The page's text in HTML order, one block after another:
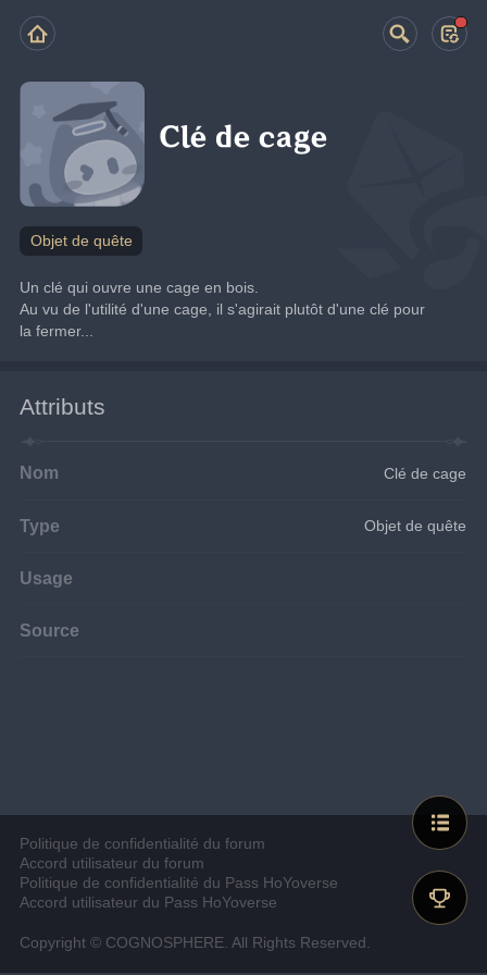
Clé de cage
Objet de quête
Un clé qui ouvre une cage en bois.
Au vu de l'utilité d'une cage, il s'agirait plutôt d'une clé pour
la fermer...
Attributs
Nom Clé de cage
Type Objet de quête
Usage
Source
Politique de confidentialité du forum
Accord utilisateur du forum
Politique de confidentialité du Pass HoYoverse
Accord utilisateur du Pass HoYoverse
Copyright © COGNOSPHERE. All Rights Reserved.